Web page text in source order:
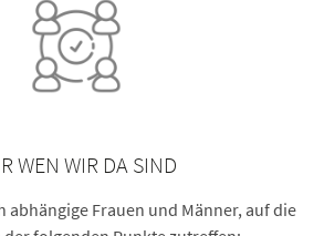
WEN WIR DA SIND
abhängige Frauen und Männer, auf die